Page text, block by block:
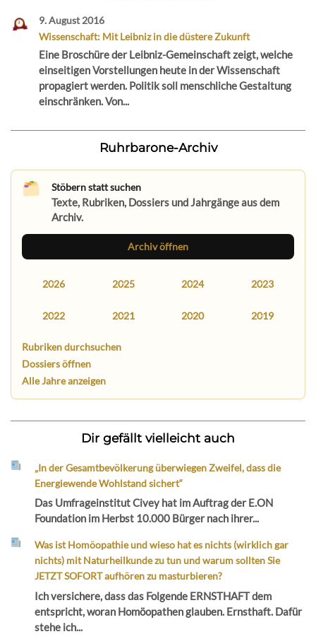
9. August 2016
Wissenschaft: Mit Leibniz in die düstere Zukunft
Eine Broschüre der Leibniz-Gemeinschaft zeigt, welche
einseitigen Vorstellungen heute in der Wissenschaft
propagiert werden. Politik soll menschliche Gestaltung
einschränken. Von...
Ruhrbarone-Archiv
Stöbern statt suchen
Texte, Rubriken, Dossiers und Jahrgänge aus dem
Archiv.
Archiv öffnen
2026 2025 2024 2023
2022 2021 2020 2019
Rubriken durchsuchen
Dossiers öffnen
Alle Jahre anzeigen
Dir gefällt vielleicht auch
„In der Gesamtbevölkerung überwiegen Zweifel, dass die
Energiewende Wohlstand sichert“
Das Umfrageinstitut Civey hat im Auftrag der E.ON
Foundation im Herbst 10.000 Bürger nach ihrer...
Was ist Homöopathie und wieso hat es nichts (wirklich gar
nichts) mit Naturheilkunde zu tun und warum sollten Sie
JETZT SOFORT aufhören zu masturbieren?
Ich versichere, dass das Folgende ERNSTHAFT dem
entspricht, woran Homöopathen glauben. Ernsthaft. Dafür
stehe ich...